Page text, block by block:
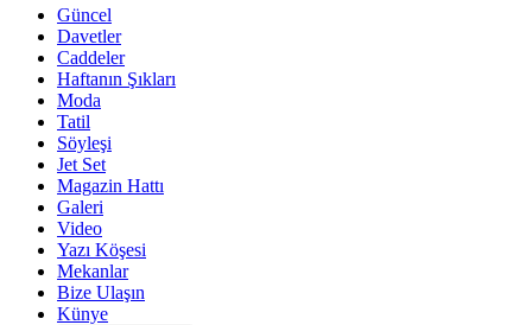
Güncel
Davetler
Caddeler
Haftanın Şıkları
Moda
Tatil
Söyleşi
Jet Set
Magazin Hattı
Galeri
Video
Yazı Köşesi
Mekanlar
Bize Ulaşın
Künye